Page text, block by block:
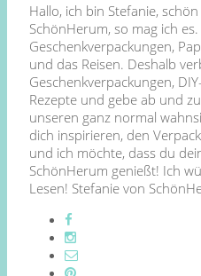
Hallo, ich bin Stefanie,
SchönHerum, so mag ich
Geschenkverpackungen,
und das Reisen. Deshalb
Geschenkverpackungen,
Rezepte und gebe ab und
unseren ganz normal
dich inspirieren, den
und ich möchte, dass du
SchönHerum genießt! Ich
Lesen! Stefanie von